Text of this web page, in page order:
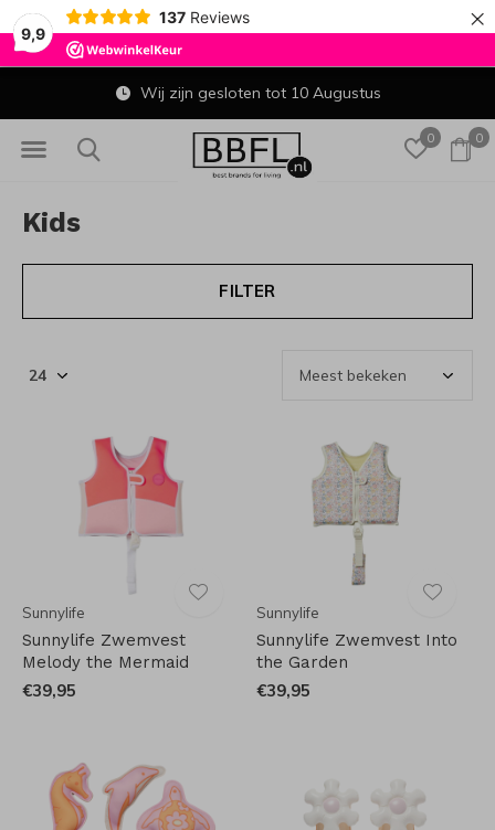
9,9
137 Reviews ×
0 0
Gratis verzending in NL vanaf € 50 en in BE vanaf €
Kids
FILTER
Sunnylife
Sunnylife Zwemvest
Melody the Mermaid
€39,95
Sunnylife
Sunnylife Zwemvest Into
the Garden
€39,95